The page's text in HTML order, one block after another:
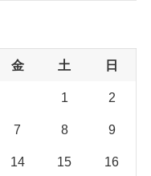
金 土 日
1 2
7 8 9
14 15 16